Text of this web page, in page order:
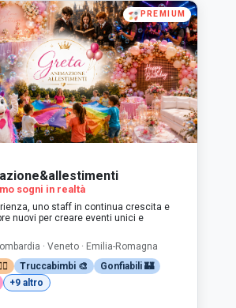
PREMIUM
sogni in realtà
uno staff in continua crescita e
nuovi per creare eventi unici e
· Veneto · Emilia-Romagna
Truccabimbi 🎨
Gonfiabili 🏰
+9 altro